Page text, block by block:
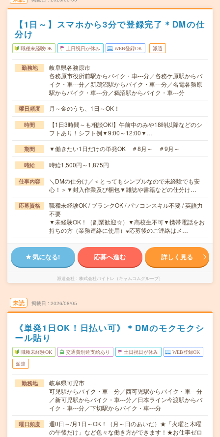
【1日～】スマホから3分で登録完了＊DMの仕
分け
職種未経験OK 土日祝日が休み WEB登録OK 派遣
勤務地
岐阜県各務原市
各務原市役所前駅からバイク・車---分／各務ケ原駅からバ
イク・車---分／新鵜沼駅からバイク・車---分／名電各務原
駅からバイク・車---分／鵜沼駅からバイク・車---分
曜日頻度 月～金のうち、1日～OK！
時間
【1日3時間～も相談OK!】午前中のみや18時以降などのシ
フトあり！シフト例▼9:00～12:00▼…
期間 ▼働きたい1日だけの単発OK ＃8月～ ＃9月～
時給 時給1,500円～1,875円
仕事内容
＼DMの仕分け／＜とってもシンプルなので未経験でも安
心！＞▼封入作業及び梱包▼雑誌や書籍などの仕分け…
応募資格
職種未経験OK / ブランクOK / パソコンスキル不要 / 英語力
不要
▼未経験OK！（副業歓迎☆）▼高校生不可▼携帯電話をお
持ちの方（業務連絡に使用）※応募後のご連絡はメ…
気になる! 応募へ進む 詳しく見る
派遣会社 株式会社バイトレ（キャムコムグループ）
未読 掲載日 2026/08/05
《単発1日OK！日払い可》＊DMのモクモクシ
ール貼り
職種未経験OK 交通費別途支給あり 土日祝日が休み WEB登録OK
派遣
勤務地
岐阜県可児市
可児駅からバイク・車---分／西可児駅からバイク・車---分
／新可児駅からバイク・車---分／日本ライン今渡駅からバ
イク・車---分／下切駅からバイク・車---分
曜日頻度
週0日～/月1日～OK！（月～日のあいだ）★「火曜と木曜
の午後だけ」など色々な働き方ができます！★お仕事ゼロ